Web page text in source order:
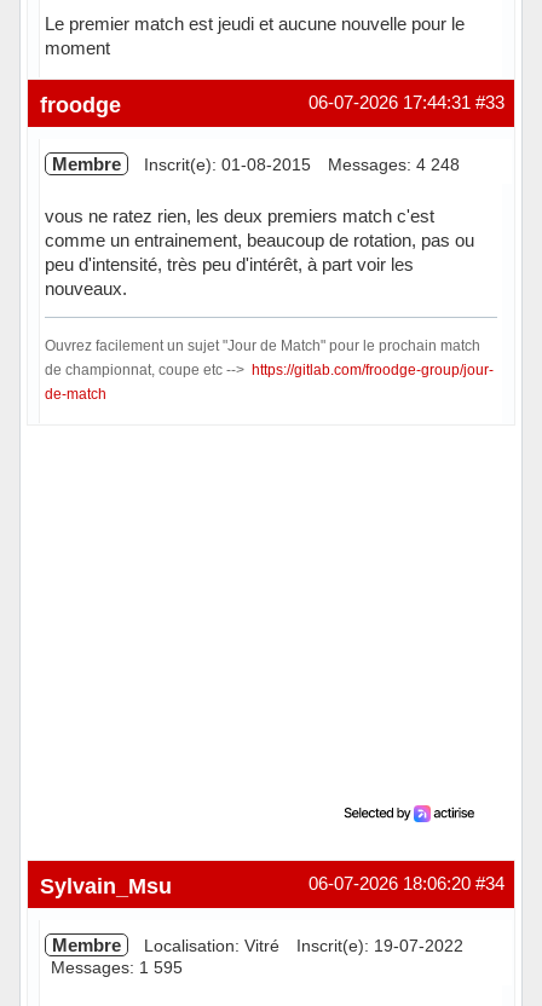
Le premier match est jeudi et aucune nouvelle pour le
moment
Hors ligne #33
06-07-2026 17:44:31
froodge
Membre Inscrit(e): 01-08-2015 Messages: 4 248
vous ne ratez rien, les deux premiers match c'est
comme un entrainement, beaucoup de rotation, pas ou
peu d'intensité, très peu d'intérêt, à part voir les
nouveaux.
Ouvrez facilement un sujet "Jour de Match" pour le prochain match
de championnat, coupe etc --> https://gitlab.com/froodge-group/jour-
de-match
#34
06-07-2026 18:06:20
Sylvain_Msu
Membre Localisation: Vitré
Inscrit(e): 19-07-2022
Messages: 1 595